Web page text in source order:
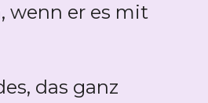
wenn er es mit
das ganz